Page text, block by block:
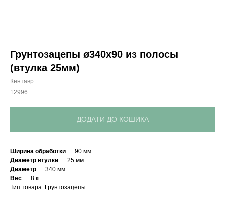
Грунтозацепы ø340х90 из полосы
(втулка 25мм)
Кентавр
12996
ДОДАТИ ДО КОШИКА
Ширина обработки ...: 90 мм
Диаметр втулки ...: 25 мм
Диаметр ...: 340 мм
Вес ...: 8 кг
Тип товара: Грунтозацепы
Отправка
Привезем
БЕСПЛАТНО